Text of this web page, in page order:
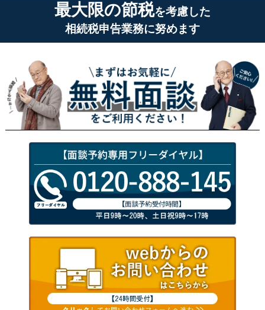
最大限の節税を考慮した
相続税申告業務に努めます